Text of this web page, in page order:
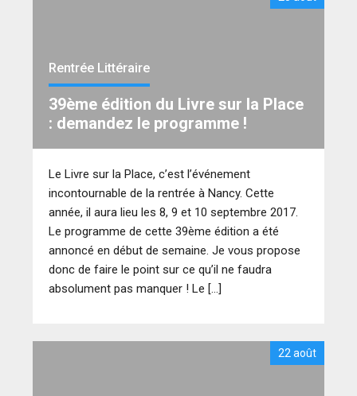
Rentrée Littéraire
39ème édition du Livre sur la Place
: demandez le programme !
Le Livre sur la Place, c’est l’événement
incontournable de la rentrée à Nancy. Cette
année, il aura lieu les 8, 9 et 10 septembre 2017.
Le programme de cette 39ème édition a été
annoncé en début de semaine. Je vous propose
donc de faire le point sur ce qu’il ne faudra
absolument pas manquer ! Le […]
22 août